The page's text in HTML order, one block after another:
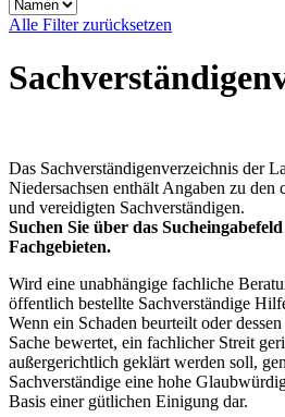
Alle Filter zurücksetzen
Das Sachverständigenverzeichnis der
Niedersachsen enthält Angaben zu den
und vereidigten Sachverständigen.
Suchen Sie über das
Fachgebieten.
Wird eine unabhängige fachliche
öffentlich bestellte Sachverständige
Wenn ein Schaden beurteilt oder
Sache bewertet, ein fachlicher Streit
außergerichtlich geklärt werden soll,
Sachverständige eine hohe
Basis einer gütlichen Einigung dar.